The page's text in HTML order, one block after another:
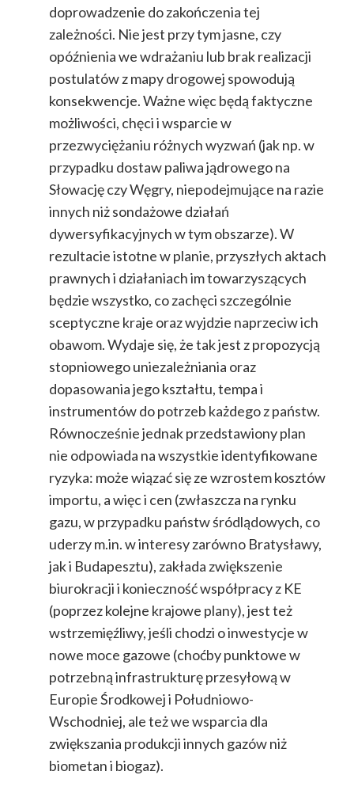
doprowadzenie do zakończenia tej
zależności. Nie jest przy tym jasne, czy
opóźnienia we wdrażaniu lub brak realizacji
postulatów z mapy drogowej spowodują
konsekwencje. Ważne więc będą faktyczne
możliwości, chęci i wsparcie w
przezwyciężaniu różnych wyzwań (jak np. w
przypadku dostaw paliwa jądrowego na
Słowację czy Węgry, niepodejmujące na razie
innych niż sondażowe działań
dywersyfikacyjnych w tym obszarze). W
rezultacie istotne w planie, przyszłych aktach
prawnych i działaniach im towarzyszących
będzie wszystko, co zachęci szczególnie
sceptyczne kraje oraz wyjdzie naprzeciw ich
obawom. Wydaje się, że tak jest z propozycją
stopniowego uniezależniania oraz
dopasowania jego kształtu, tempa i
instrumentów do potrzeb każdego z państw.
Równocześnie jednak przedstawiony plan
nie odpowiada na wszystkie identyfikowane
ryzyka: może wiązać się ze wzrostem kosztów
importu, a więc i cen (zwłaszcza na rynku
gazu, w przypadku państw śródlądowych, co
uderzy m.in. w interesy zarówno Bratysławy,
jak i Budapesztu), zakłada zwiększenie
biurokracji i konieczność współpracy z KE
(poprzez kolejne krajowe plany), jest też
wstrzemięźliwy, jeśli chodzi o inwestycje w
nowe moce gazowe (choćby punktowe w
potrzebną infrastrukturę przesyłową w
Europie Środkowej i Południowo-
Wschodniej, ale też we wsparcia dla
zwiększania produkcji innych gazów niż
biometan i biogaz).